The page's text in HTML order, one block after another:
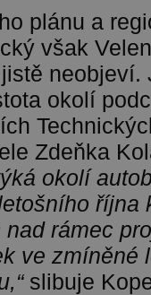
plánu a
však
neobjeví.
okolí
Zdeňka
okolí
října
rámec
ve zmíněné
slibuje